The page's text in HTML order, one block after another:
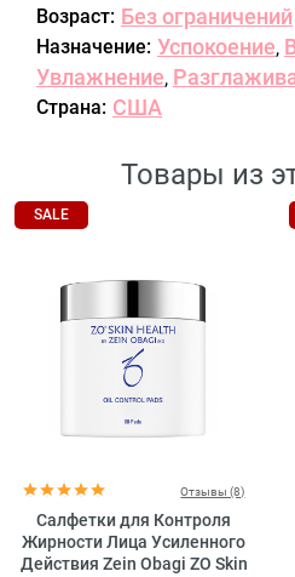
Возраст: Без ограничений
Назначение: Успокоение,
Увлажнение,
Страна: США
Товары из
SALE
Отзывы (8)
Салфетки для Контроля
Жирности Лица Усиленного
Действия Zein Obagi ZO Skin